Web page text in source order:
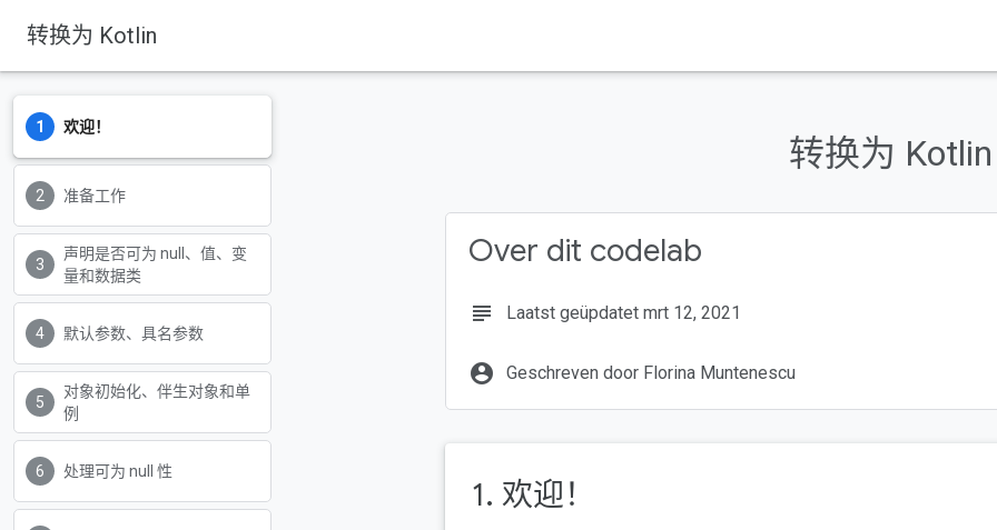
转换为 Kotlin
欢迎！
准备工作
声明是否可为 null、值、变
量和数据类
默认参数、具名参数
对象初始化、伴生对象和单
例
处理可为 null 性
转换为 Kotlin
Over dit codelab
subject Laatst geüpdatet mrt 12, 2021
account_circle Geschreven door Florina Muntenescu
1. 欢迎！